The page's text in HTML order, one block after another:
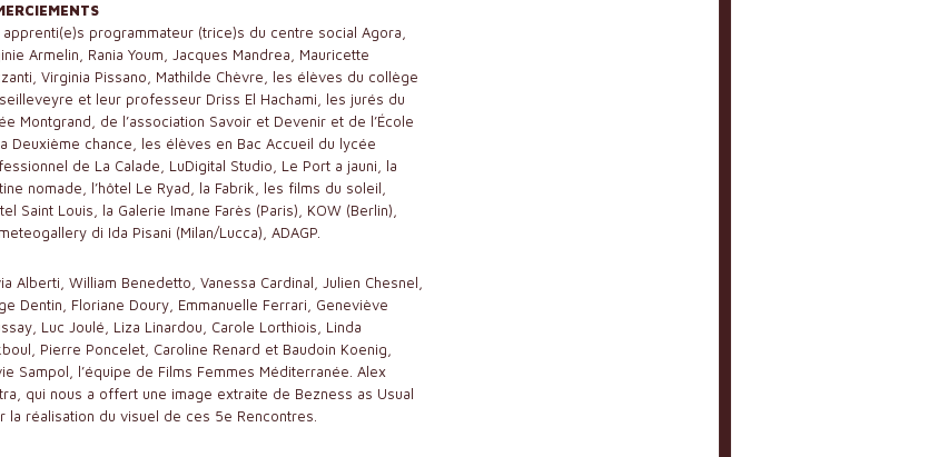
apprenti(e)s programmateur (trice)s du centre social Agora,
Armelin, Rania Youm, Jacques Mandrea, Mauricette
Virginia Pissano, Mathilde Chèvre, les élèves du collège
et leur professeur Driss El Hachami, les jurés du
Montgrand, de l’association Savoir et Devenir et de l’École
Deuxième chance, les élèves en Bac Accueil du lycée
de La Calade, LuDigital Studio, Le Port a jauni, la
nomade, l’hôtel Le Ryad, la Fabrik, les films du soleil,
Saint Louis, la Galerie Imane Farès (Paris), KOW (Berlin),
di Ida Pisani (Milan/Lucca), ADAGP.
Alberti, William Benedetto, Vanessa Cardinal, Julien Chesnel,
Dentin, Floriane Doury, Emmanuelle Ferrari, Geneviève
Luc Joulé, Liza Linardou, Carole Lorthiois, Linda
Pierre Poncelet, Caroline Renard et Baudoin Koenig,
Sampol, l’équipe de Films Femmes Méditerranée. Alex
qui nous a offert une image extraite de Bezness as Usual
la réalisation du visuel de ces 5e Rencontres.